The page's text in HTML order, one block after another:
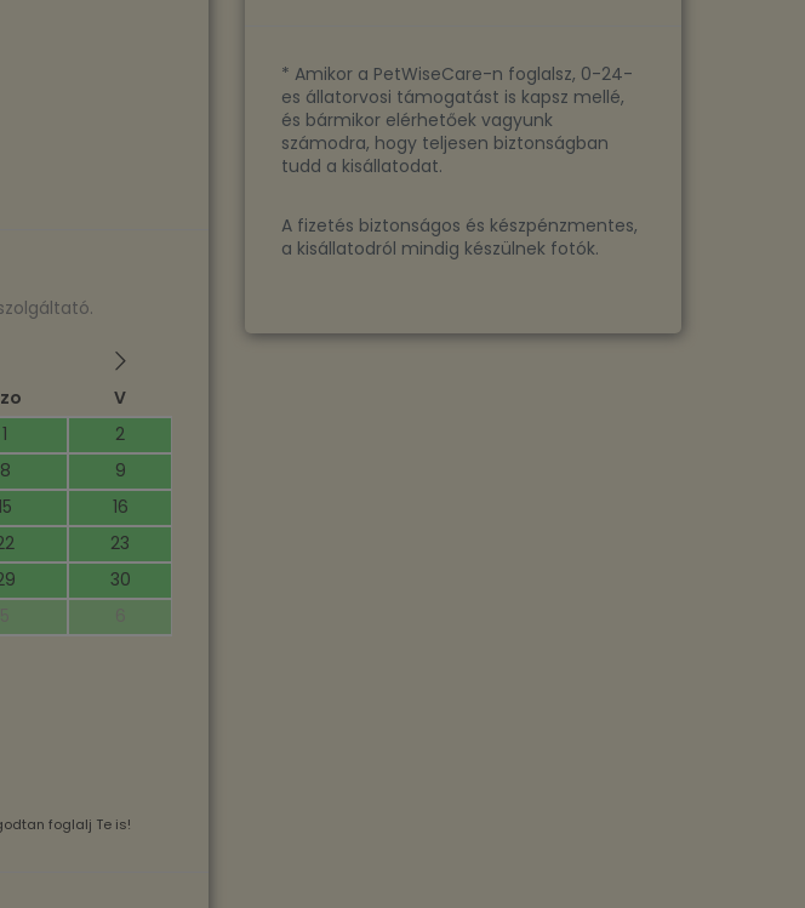
V
1
2
8
9
16
23
30
5 6
foglalj Te is!
* Amikor a PetWiseCare-n foglalsz, 0-24-
es állatorvosi támogatást is kapsz mellé,
és bármikor elérhetőek vagyunk
számodra, hogy teljesen biztonságban
tudd a kisállatodat.
A fizetés biztonságos és készpénzmentes,
a kisállatodról mindig készülnek fotók.